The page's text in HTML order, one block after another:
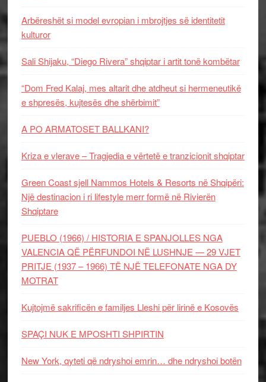
Arbëreshët si model evropian i mbrojtjes së identitetit
kulturor
Sali Shijaku, “Diego Rivera” shqiptar i artit tonë kombëtar
“Dom Fred Kalaj, mes altarit dhe atdheut si hermeneutikë
e shpresës, kujtesës dhe shërbimit”
A PO ARMATOSET BALLKANI?
Kriza e vlerave – Tragjedia e vërtetë e tranzicionit shqiptar
Green Coast sjell Nammos Hotels & Resorts në Shqipëri:
Një destinacion i ri lifestyle merr formë në Rivierën
Shqiptare
PUEBLO (1966) / HISTORIA E SPANJOLLES NGA
VALENCIA QË PËRFUNDOI NË LUSHNJE — 29 VJET
PRITJE (1937 – 1966) TË NJË TELEFONATE NGA DY
MOTRAT
Kujtojmë sakrificën e familjes Lleshi për lirinë e Kosovës
SPAÇI NUK E MPOSHTI SHPIRTIN
New York, qyteti që ndryshoi emrin… dhe ndryshoi botën